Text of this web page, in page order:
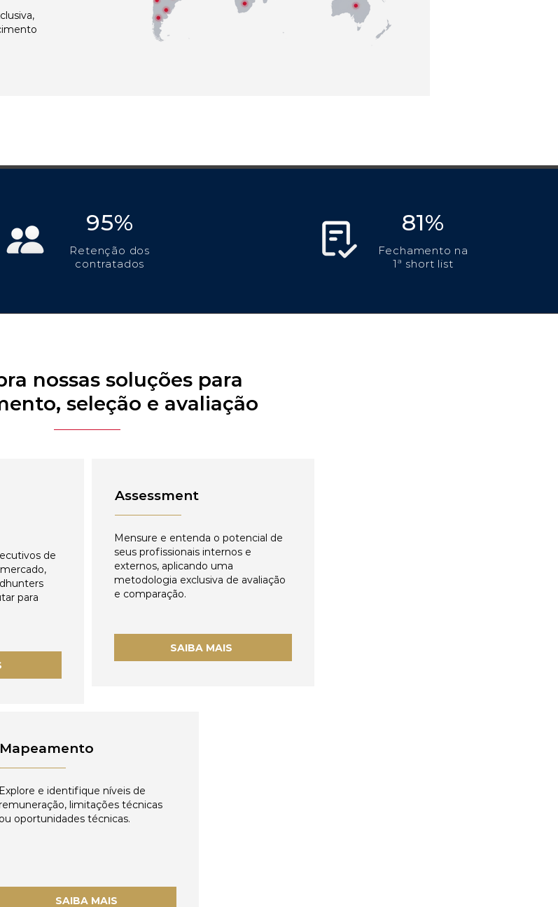
95%
Retenção dos
contratados
81%
Fechamento na
1ª short list
nossas soluções para
seleção e avaliação
de
para
Assessment
Mensure e entenda o potencial de
seus profissionais internos e
externos, aplicando uma
metodologia exclusiva de avaliação
e comparação.
SAIBA MAIS
Mapeamento
Explore e identifique níveis de
remuneração, limitações técnicas
ou oportunidades técnicas.
SAIBA MAIS